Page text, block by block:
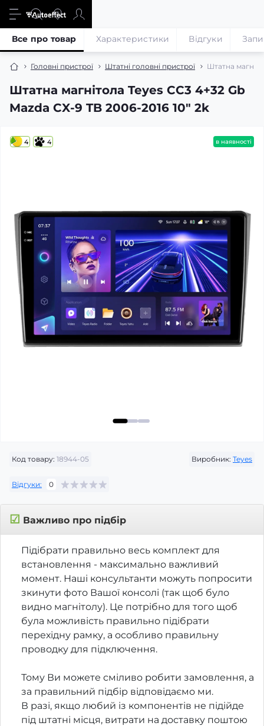
Головні пристрої Штатні головні пристрої Штатна
Штатна магнітола Teyes CC3 4+32 Gb
Mazda CX-9 TB 2006-2016 10" 2k
Все про товар Характеристики Відгуки
4 4 в наявності
Код товару: 18944-05 Виробник: Teyes
Відгуки: 0
☑ Важливо про підбір
Підібрати правильно весь комплект для
встановлення - максимально важливий
момент. Наші консультанти можуть попросити
зкинути фото Вашої консолі (так щоб було
видно магнітолу). Це потрібно для того щоб
була можливість правильно підібрати
перехідну рамку, а особливо правильну
проводку для підключення.
Тому Ви можете сміливо робити замовлення, а
за правильний підбір відповідаємо ми.
В разі, якщо любий із компонентів не підійде
під штатні місця, витрати на доставку поштою